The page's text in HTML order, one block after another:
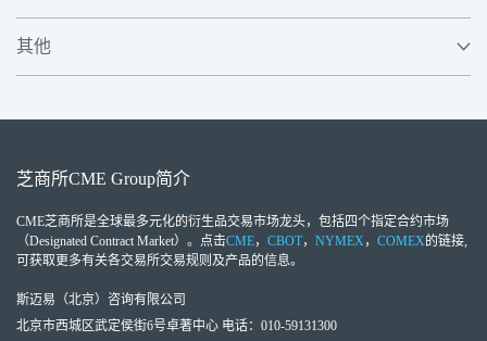
其他
芝商所CME Group简介
CME芝商所是全球最多元化的衍生品交易市场龙头，包括四个指定合约市场
（Designated Contract Market）。点击CME， CBOT， NYMEX， COMEX的链接,
可获取更多有关各交易所交易规则及产品的信息。
斯迈易（北京）咨询有限公司
北京市西城区武定侯街6号卓著中心 电话：010-59131300